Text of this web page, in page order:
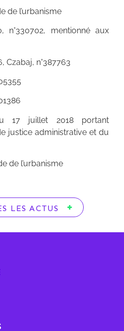
de l’urbanisme
n°330702, mentionné aux
Czabaj, n°387763
17 juillet 2018 portant
justice administrative et du
de l’urbanisme
LES ACTUS